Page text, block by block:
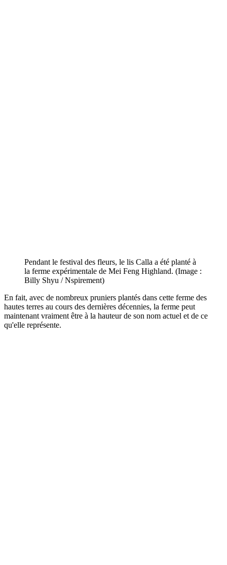
Pendant le festival des fleurs, le lis Calla a été planté à
la ferme expérimentale de Mei Feng Highland. (Image :
Billy Shyu / Nspirement)
En fait, avec de nombreux pruniers plantés dans cette ferme des
hautes terres au cours des dernières décennies, la ferme peut
maintenant vraiment être à la hauteur de son nom actuel et de ce
qu'elle représente.